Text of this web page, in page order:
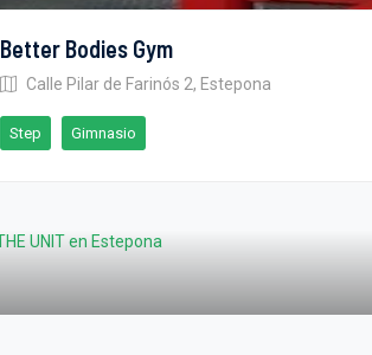
Better Bodies Gym
Calle Pilar de Farinós 2, Estepona
Step Gimnasio